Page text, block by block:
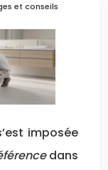
et conseils
dans